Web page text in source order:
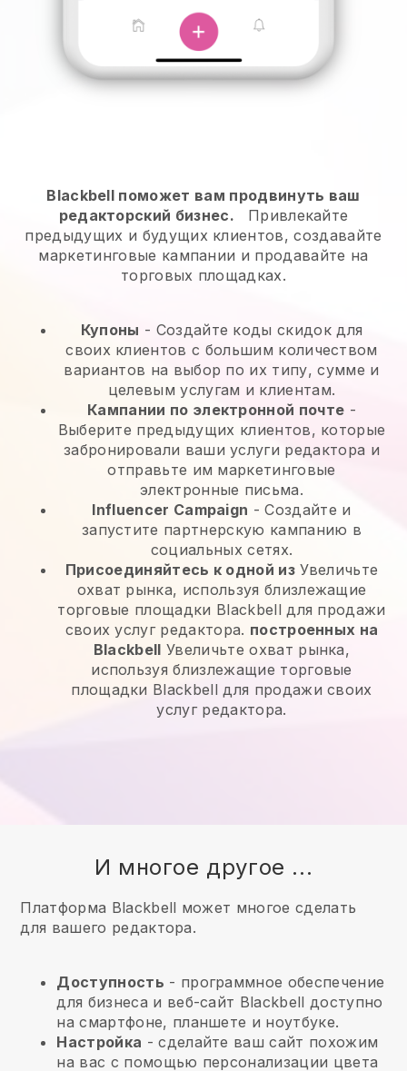
Blackbell поможет вам продвинуть ваш
редакторский бизнес.
Привлекайте
предыдущих и будущих клиентов, создавайте
маркетинговые кампании и продавайте на
торговых площадках.
Купоны - Создайте коды скидок для
своих клиентов с большим количеством
вариантов на выбор по их типу, сумме и
целевым услугам и клиентам.
Кампании по электронной почте -
Выберите предыдущих клиентов, которые
забронировали ваши услуги редактора и
отправьте им маркетинговые
электронные письма.
Influencer Campaign - Создайте и
запустите партнерскую кампанию в
социальных сетях.
Присоединяйтесь к одной из Увеличьте
охват рынка, используя близлежащие
торговые площадки Blackbell для продажи
своих услуг редактора. построенных на
Blackbell Увеличьте охват рынка,
используя близлежащие торговые
площадки Blackbell для продажи своих
услуг редактора.
И многое другое ...
Платформа Blackbell может многое сделать
для вашего редактора.
Доступность - программное обеспечение
для бизнеса и веб-сайт Blackbell доступно
на смартфоне, планшете и ноутбуке.
Настройка - сделайте ваш сайт похожим
на вас с помощью персонализации цвета